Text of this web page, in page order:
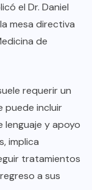
el Dr. Daniel
mesa directiva
de
requerir un
puede incluir
lenguaje y apoyo
implica
tratamientos
a sus